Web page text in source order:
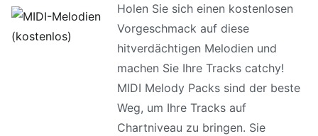
Holen Sie sich einen kostenlosen
Vorgeschmack auf diese
hitverdächtigen Melodien und
machen Sie Ihre Tracks catchy!
MIDI Melody Packs sind der beste
Weg, um Ihre Tracks auf
Chartniveau zu bringen. Sie